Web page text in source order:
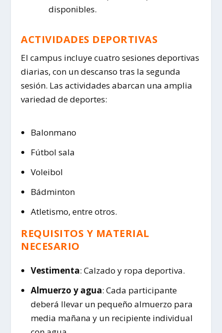
disponibles.
ACTIVIDADES DEPORTIVAS
El campus incluye cuatro sesiones deportivas
diarias, con un descanso tras la segunda
sesión. Las actividades abarcan una amplia
variedad de deportes:
Balonmano
Fútbol sala
Voleibol
Bádminton
Atletismo, entre otros.
REQUISITOS Y MATERIAL
NECESARIO
Vestimenta: Calzado y ropa deportiva.
Almuerzo y agua: Cada participante
deberá llevar un pequeño almuerzo para
media mañana y un recipiente individual